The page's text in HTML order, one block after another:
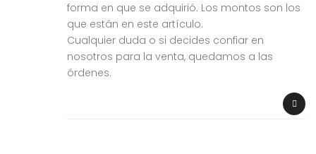
forma en que se adquirió. Los montos son los
que están en este artículo.
Cualquier duda o si decides confiar en
nosotros para la venta, quedamos a las
órdenes.